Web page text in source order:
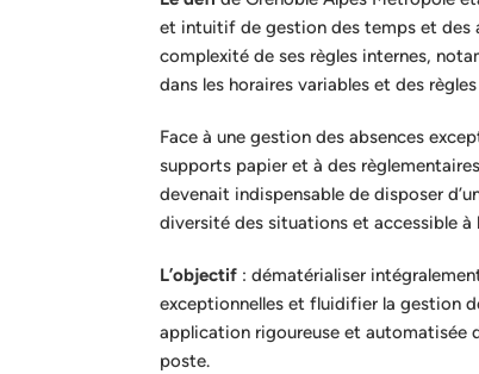
et intuitif de gestion des temps et des
complexité de ses règles internes,
dans les horaires variables et des
Face à une gestion des absences
supports papier et à des
devenait indispensable de disposer
diversité des situations et accessible à
L’objectif : dématérialiser
exceptionnelles et fluidifier la gestion
application rigoureuse et automatisée
poste.